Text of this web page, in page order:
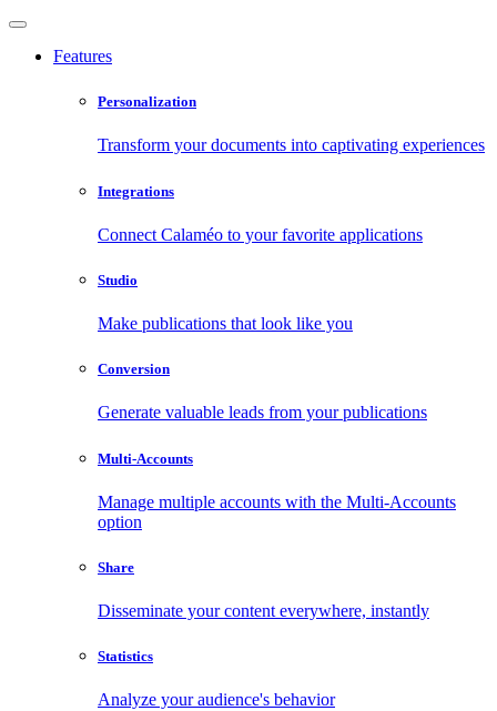
Features
Personalization
Transform your documents into captivating experiences
Integrations
Connect Calaméo to your favorite applications
Studio
Make publications that look like you
Conversion
Generate valuable leads from your publications
Multi-Accounts
Manage multiple accounts with the Multi-Accounts
option
Share
Disseminate your content everywhere, instantly
Statistics
Analyze your audience's behavior